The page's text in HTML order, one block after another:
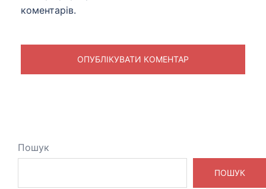
коментарів.
Пошук
ПОШУК